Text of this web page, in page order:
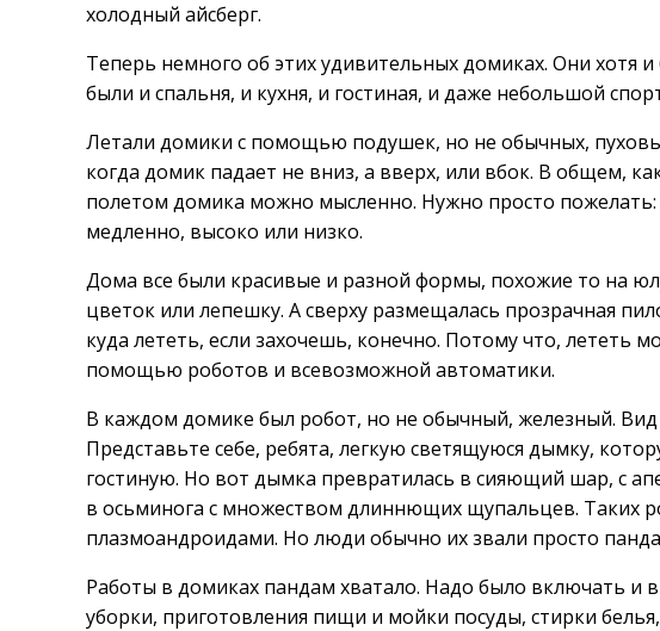
холодный айсберг.
Теперь немного об этих удивительных домиках. Они хотя
были и спальня, и кухня, и гостиная, и даже небольшой
Летали домики с помощью подушек, но не обычных,
когда домик падает не вниз, а вверх, или вбок. В общем,
полетом домика можно мысленно. Нужно просто пожелать:
медленно, высоко или низко.
Дома все были красивые и разной формы, похожие то на
цветок или лепешку. А сверху размещалась прозрачная
куда лететь, если захочешь, конечно. Потому что, лететь
помощью роботов и всевозможной автоматики.
В каждом домике был робот, но не обычный, железный.
Представьте себе, ребята, легкую светящуюся дымку,
гостиную. Но вот дымка превратилась в сияющий шар, с
в осьминога с множеством длиннющих щупальцев. Таких
плазмоандроидами. Но люди обычно их звали просто
Работы в домиках пандам хватало. Надо было включать и
уборки, приготовления пищи и мойки посуды, стирки